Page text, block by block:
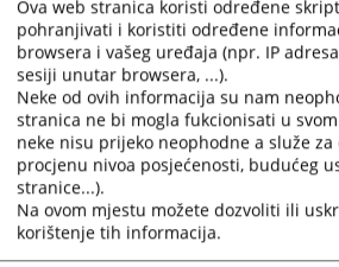
select
a
date.
Press
the
question
mark
key
to
get
select
a
Press
the
mark
key
get
30.10.2008.
Sjednica VSTV-a u Kantonalnom sudu
25.09.2008.
Završna svečanost povodom
sudovima Kantona 10
Sud prešao na Sustav za upravljanje
(CMS)
Ova web stranica koristi određene
pohranjivati i koristiti određene
browsera i vašeg uređaja (npr. IP
sesiji unutar browsera, ...).
Neke od ovih informacija su nam
stranica ne bi mogla fukcionisati u
neke nisu prijeko neophodne a služe
procjenu nivoa posjećenosti, budućeg
stranice...).
Na ovom mjestu možete dozvoliti ili
korištenje tih informacija.